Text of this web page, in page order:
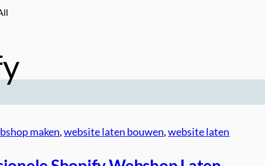
maken, website laten bouwen, website laten